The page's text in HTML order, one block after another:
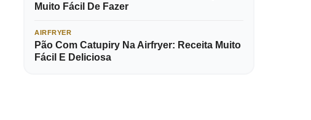
Muito Fácil De Fazer
AIRFRYER
Pão Com Catupiry Na Airfryer: Receita Muito
Fácil E Deliciosa